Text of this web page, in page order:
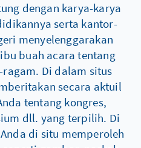
dengan karya-karya
serta kantor-
menyelenggarakan
buah acara tentang
Di dalam situs
secara aktuil
tentang kongres,
dll. yang terpilih. Di
di situ memperoleh